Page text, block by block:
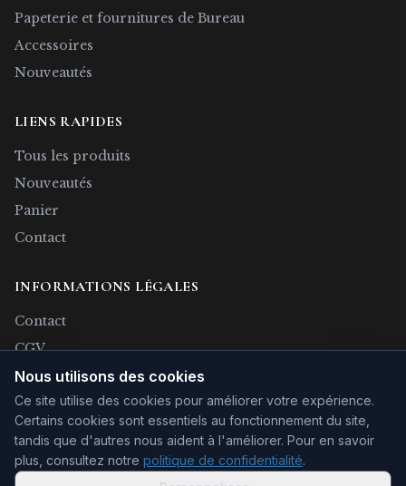
Papeterie et fournitures de Bureau
Accessoires
Nouveautés
LIENS RAPIDES
Tous les produits
Nouveautés
Panier
Contact
INFORMATIONS LÉGALES
Contact
CGV
Confidentialité
Rétractation
Mentions légales
Nous utilisons des cookies
Ce site utilise des cookies pour améliorer votre expérience.
Certains cookies sont essentiels au fonctionnement du site,
tandis que d'autres nous aident à l'améliorer. Pour en savoir
plus, consultez notre politique de confidentialité.